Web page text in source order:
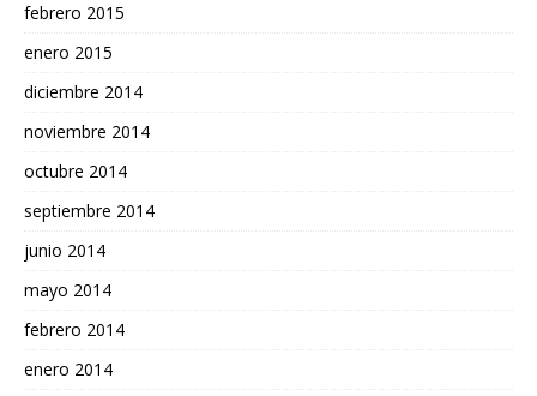
febrero 2015
enero 2015
diciembre 2014
noviembre 2014
octubre 2014
septiembre 2014
junio 2014
mayo 2014
febrero 2014
enero 2014